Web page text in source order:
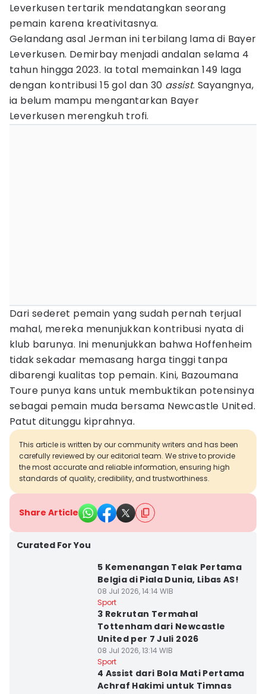
Leverkusen tertarik mendatangkan seorang
pemain karena kreativitasnya.
Gelandang asal Jerman ini terbilang lama di Bayer
Leverkusen. Demirbay menjadi andalan selama 4
tahun hingga 2023. Ia total memainkan 149 laga
dengan kontribusi 15 gol dan 30 assist. Sayangnya,
ia belum mampu mengantarkan Bayer
Leverkusen merengkuh trofi.
Dari sederet pemain yang sudah pernah terjual
mahal, mereka menunjukkan kontribusi nyata di
klub barunya. Ini menunjukkan bahwa Hoffenheim
tidak sekadar memasang harga tinggi tanpa
dibarengi kualitas top pemain. Kini, Bazoumana
Toure punya kans untuk membuktikan potensinya
sebagai pemain muda bersama Newcastle United.
Patut ditunggu kiprahnya.
This article is written by our community writers and has been
carefully reviewed by our editorial team. We strive to provide
the most accurate and reliable information, ensuring high
standards of quality, credibility, and trustworthiness.
Share Article
Curated For You
5 Kemenangan Telak Pertama
Belgia di Piala Dunia, Libas AS!
08 Jul 2026, 14:14 WIB
Sport
3 Rekrutan Termahal
Tottenham dari Newcastle
United per 7 Juli 2026
08 Jul 2026, 13:14 WIB
Sport
4 Assist dari Bola Mati Pertama
Achraf Hakimi untuk Timnas